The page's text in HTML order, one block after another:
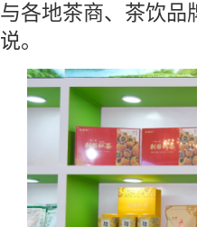
与各地茶商、茶饮品
说。